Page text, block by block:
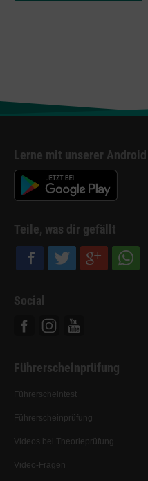
Lerne mit unserer
Teile, was dir gefällt
Social
Führerscheinprüfung
Führerscheintest
Führerscheinprüfung
Videos bei Theorieprüfung
Video-Fragen